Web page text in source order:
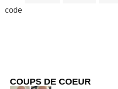
code
COUPS DE COEUR